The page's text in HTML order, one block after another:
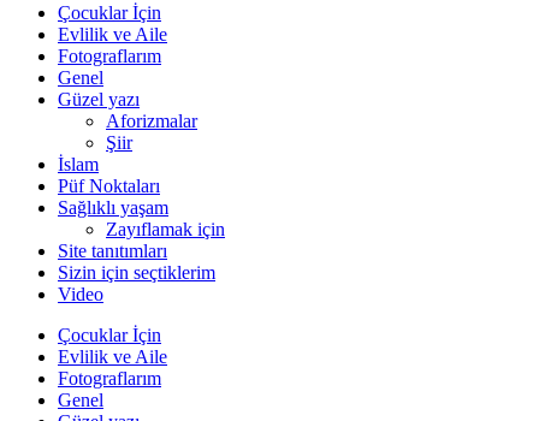
Çocuklar İçin
Evlilik ve Aile
Fotograflarım
Genel
Güzel yazı
Aforizmalar
Şiir
İslam
Püf Noktaları
Sağlıklı yaşam
Zayıflamak için
Site tanıtımları
Sizin için seçtiklerim
Video
Çocuklar İçin
Evlilik ve Aile
Fotograflarım
Genel